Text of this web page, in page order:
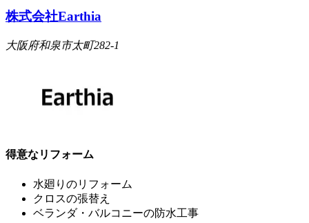
株式会社Earthia
大阪府和泉市太町282-1
得意なリフォーム
水廻りのリフォーム
クロスの張替え
ベランダ・バルコニーの防水工事